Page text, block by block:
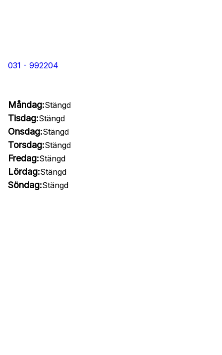
031 - 992204
Måndag:Stängd
Tisdag:Stängd
Onsdag:Stängd
Torsdag:Stängd
Fredag:Stängd
Lördag:Stängd
Söndag:Stängd